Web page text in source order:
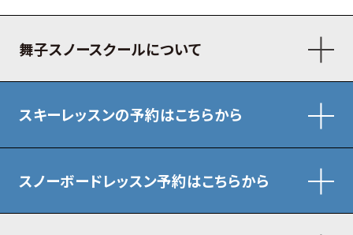
舞子スノースクールについて
スキーレッスンの予約はこちらから
スノーボードレッスン予約はこちらから